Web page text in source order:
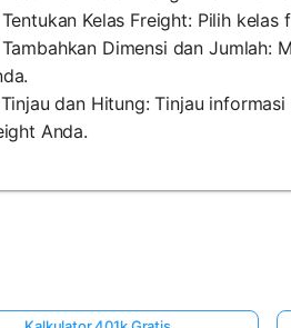
Kelas Freight: Pilih
Dimensi dan Jumlah:
dan Hitung: Tinjau
Anda.